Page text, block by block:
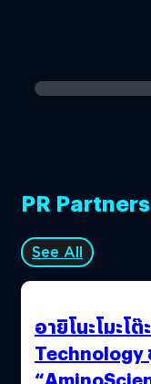
PR Partners
See All
อายิโนะโมะโ
Technology